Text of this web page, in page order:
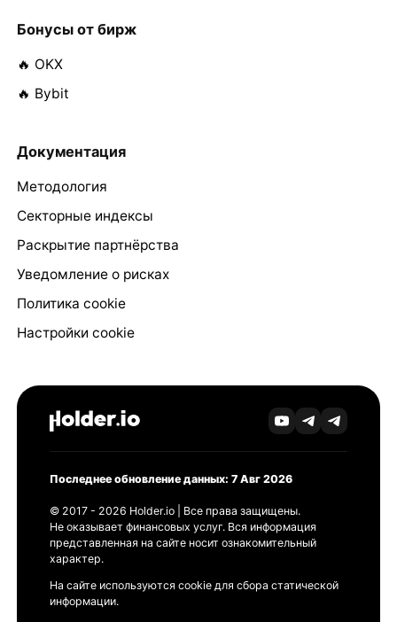
Бонусы от бирж
🔥 OKX
🔥 Bybit
Документация
Методология
Секторные индексы
Раскрытие партнёрства
Уведомление о рисках
Политика cookie
Настройки cookie
Последнее обновление данных: 7 Авг 2026
© 2017 - 2026 Holder.io | Все права защищены.
Не оказывает финансовых услуг. Вся информация
представленная на сайте носит ознакомительный
характер.
На сайте используются cookie для сбора статической
информации.